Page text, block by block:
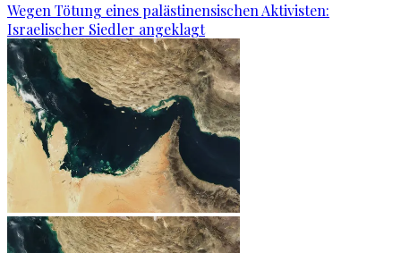
Wegen Tötung eines palästinensischen Aktivisten:
Israelischer Siedler angeklagt